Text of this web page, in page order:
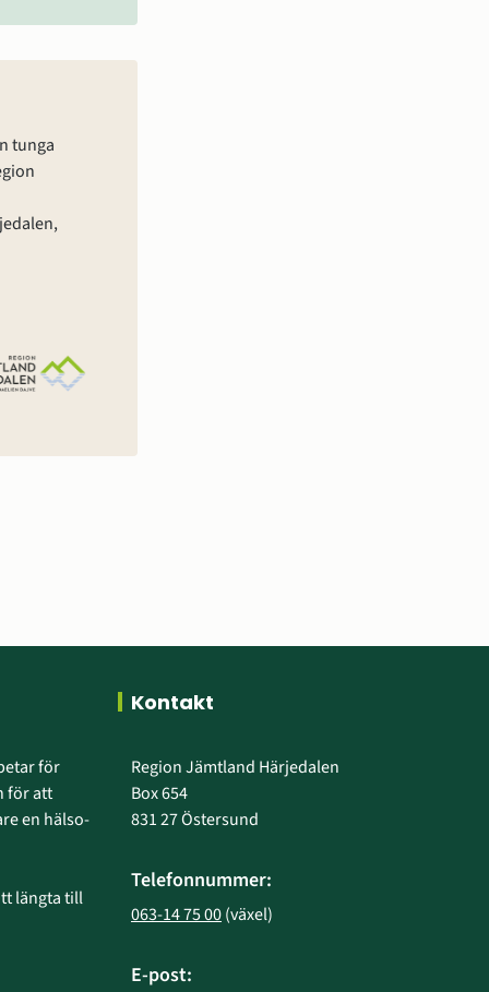
tunga
för
för att
en hälso-
längta till
Kontakt
Region Jämtland Härjedalen
Box 654
831 27 Östersund
Telefonnummer:
063-14 75 00 (växel)
E-post: